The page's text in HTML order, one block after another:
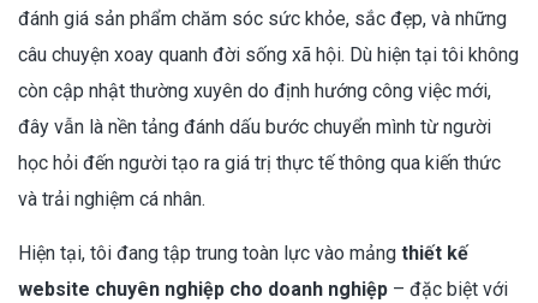
đánh giá sản phẩm chăm sóc sức khỏe, sắc đẹp, và những
câu chuyện xoay quanh đời sống xã hội. Dù hiện tại tôi không
còn cập nhật thường xuyên do định hướng công việc mới,
đây vẫn là nền tảng đánh dấu bước chuyển mình từ người
học hỏi đến người tạo ra giá trị thực tế thông qua kiến thức
và trải nghiệm cá nhân.
Hiện tại, tôi đang tập trung toàn lực vào mảng thiết kế
website chuyên nghiệp cho doanh nghiệp – đặc biệt với